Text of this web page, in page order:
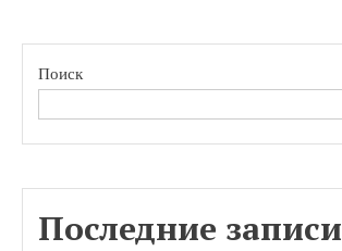
Поиск
Последние записи